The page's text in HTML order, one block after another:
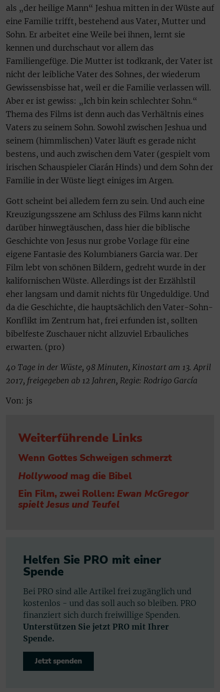
als „der heilige Mann“ Jeshua mitten in der Wüste auf
eine Familie trifft, bestehend aus Vater, Mutter und
Sohn. Er arbeitet eine Weile bei ihnen, lernt sie
kennen und durchschaut vor allem das
Familiengefüge. Die Mutter ist todkrank, der Vater ist
nicht der leibliche Vater des Sohnes, der wiederum
Gewissensbisse hat, weil er die Familie verlassen will.
Aber er ist gewiss: „Ich bin kein schlechter Sohn.“
Thema des Films ist denn auch das Verhältnis eines
Vaters zu seinem Sohn. Sowohl zwischen Jeshua und
seinem (himmlischen) Vater läuft es gerade nicht
bestens, und auch zwischen dem Vater (gespielt vom
irischen Schauspieler Ciarán Hinds) und dem Sohn der
Familie in der Wüste liegt einiges im Argen.
Gott scheint bei alledem fern zu sein. Und auch eine
Kreuzigungsszene am Schluss des Films kann nicht
darüber hinwegtäuschen, dass hier die biblische
Geschichte von Jesus nur grobe Vorlage für eine
eigene Fantasie des Kolumbianers Garcia war. Der
Film lebt von schönen Bildern, gedreht wurde in der
kalifornischen Wüste. Allerdings ist der Erzählstil
eher langsam und damit nichts für Ungeduldige. Und
da die Geschichte, die hauptsächlich den Vater-Sohn-
Konflikt im Zentrum hat, frei erfunden ist, sollten
bibelfeste Zuschauer nicht allzuviel Erbauliches
erwarten. (pro)
40 Tage in der Wüste, 98 Minuten, Kinostart am 13. April
2017, freigegeben ab 12 Jahren, Regie: Rodrigo García
Von: js
Weiterführende Links
Wenn Gottes Schweigen schmerzt
Hollywood mag die Bibel
Ein Film, zwei Rollen: Ewan McGregor
spielt Jesus und Teufel
Helfen Sie PRO mit einer
Spende
Bei PRO sind alle Artikel frei zugänglich und
kostenlos - und das soll auch so bleiben. PRO
finanziert sich durch freiwillige Spenden.
Unterstützen Sie jetzt PRO mit Ihrer
Spende.
Jetzt spenden